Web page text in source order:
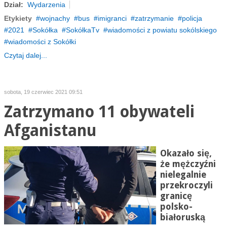
Dział: Wydarzenia
Etykiety
wojnachy bus imigranci zatrzymanie
policja
2021
Sokółka SokółkaTv
wiadomości z powiatu sokólskiego
wiadomości z Sokółki
Czytaj dalej...
sobota, 19 czerwiec 2021 09:51
Zatrzymano 11 obywateli
Afganistanu
Okazało się,
że mężczyźni
nielegalnie
przekroczyli
granicę
polsko-
białoruską